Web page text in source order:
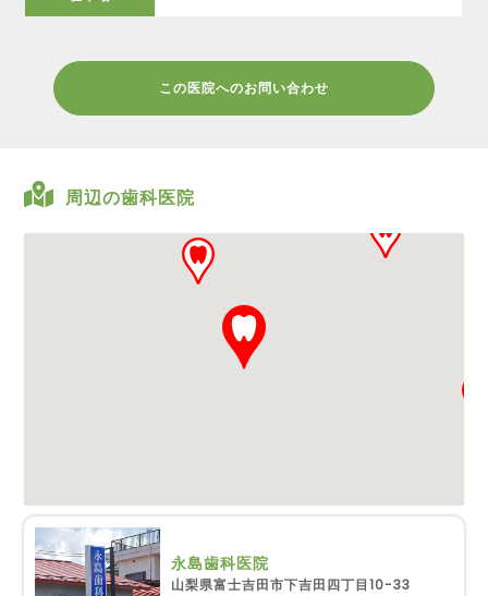
この医院へのお問い合わせ
周辺の歯科医院
永島歯科医院
山梨県富士吉田市下吉田四丁目10-33